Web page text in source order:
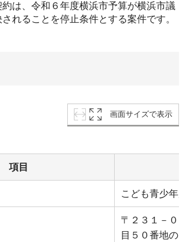
は、令和６年度横浜市予算が横浜市議
れることを停止条件とする案件です。
画面サイズで表示
項目
こども青少年
〒２３１－０
目５０番地の